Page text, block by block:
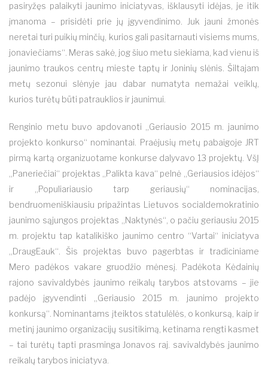
pasiryžęs palaikyti jaunimo iniciatyvas, išklausyti idėjas, je itik
įmanoma – prisidėti prie jų įgyvendinimo. Juk jauni žmonės
neretai turi puikių minčių, kurios gali pasitarnauti visiems mums,
jonaviečiams“. Meras sakė, jog šiuo metu siekiama, kad vienu iš
jaunimo traukos centrų mieste taptų ir Joninių slėnis. Šiltajam
metų sezonui slėnyje jau dabar numatyta nemažai veiklų,
kurios turėtų būti patrauklios ir jaunimui.
Renginio metu buvo apdovanoti „Geriausio 2015 m. jaunimo
projekto konkurso“ nominantai. Praėjusių metų pabaigoje JRT
pirmą kartą organizuotame konkurse dalyvavo 13 projektų. VšĮ
„Paneriečiai“ projektas „Palikta kava“ pelnė „Geriausios idėjos“
ir „Populiariausio tarp geriausių“ nominacijas,
bendruomeniškiausiu pripažintas Lietuvos socialdemokratinio
jaunimo sąjungos projektas „Naktynės“, o pačiu geriausiu 2015
m. projektu tap katalikiško jaunimo centro “Vartai“ iniciatyva
„DraugEauk“. Šis projektas buvo pagerbtas ir tradiciniame
Mero padėkos vakare gruodžio mėnesį. Padėkota Kėdainių
rajono savivaldybės jaunimo reikalų tarybos atstovams – jie
padėjo įgyvendinti „Geriausio 2015 m. jaunimo projekto
konkursą“. Nominantams įteiktos statulėlės, o konkursą, kaip ir
metinį jaunimo organizacijų susitikimą, ketinama rengti kasmet
– tai turėtų tapti prasminga Jonavos raj. savivaldybės jaunimo
reikalų tarybos iniciatyva.